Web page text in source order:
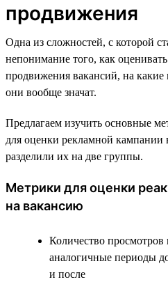
продвижения
Одна из сложностей, с которой
непонимание того, как
продвижения вакансий, на какие
они вообще значат.
Предлагаем изучить основные
для оценки рекламной кампании
разделили их на две группы.
Метрики для оценки
на вакансию
Количество просмотров
аналогичные периоды
и после